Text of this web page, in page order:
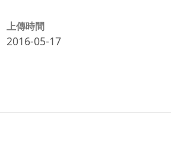
上傳時間
2016-05-17